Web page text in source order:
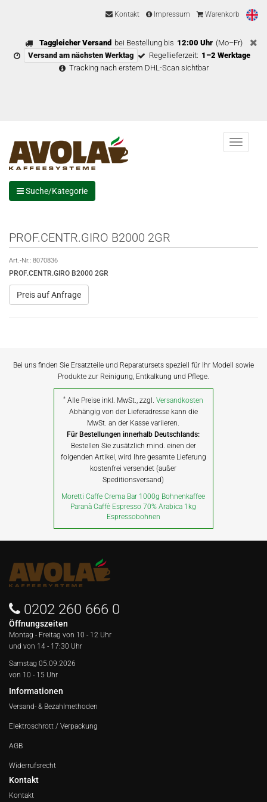
Kontakt Impressum Warenkorb
Taggleicher Versand bei Bestellung bis 12:00 Uhr (Mo–Fr)
Versand am nächsten Werktag
Regellieferzeit: 1–2 Werktage
Tracking nach erstem DHL-Scan sichtbar
Menu
Suche/Kategorie
PROF.CENTR.GIRO B2000 2GR
Art.-Nr.: 8070836
PROF.CENTR.GIRO B2000 2GR
Preis auf Anfrage
Bei uns finden Sie Ersatzteile und Reparatursets speziell für Ihr Modell sowie
Produkte zur Reinigung, Entkalkung und Pflege.
* Alle Preise inkl. MwSt., zzgl.Versandkosten
Abhängig von der Lieferadresse kann die
MwSt. an der Kasse variieren.
Für Bestellungen innerhalb Deutschlands:
Bestellen Sie zusätzlich mind. einen der
folgenden Artikel, wird Ihre gesamte Lieferung
kostenfrei versendet (außer
Speditionsversand)
Moretti Caffe Crema Bar 1000g Bohnenkaffee
Paranà Caffè Espresso 70% Arabica 1kg
Espressobohnen
0202 260 666 0
Öffnungszeiten
Montag - Freitag von 10 - 12 Uhr
und von 14 - 17:30 Uhr
Samstag 05.09.2026
von 10 - 15 Uhr
Informationen
Versand- & Bezahlmethoden
Elektroschrott / Verpackung
AGB
Widerrufsrecht
Kontakt
Kontakt